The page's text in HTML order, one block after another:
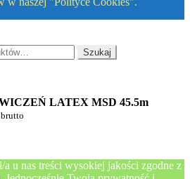
Szukaj
LATEX MSD 45.5m
brutto
a u nas treści wysokiej jakości zgodne z